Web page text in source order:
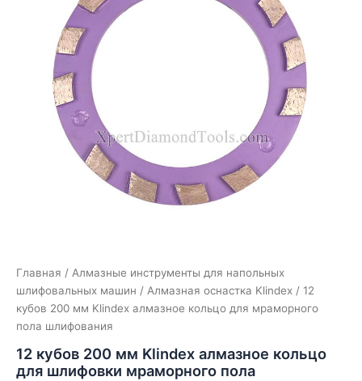
Главная / Алмазные инструменты для напольных
шлифовальных машин / Алмазная оснастка Klindex / 12
кубов 200 мм Klindex алмазное кольцо для мраморного
пола шлифования
12 кубов 200 мм Klindex алмазное кольцо
для шлифовки мраморного пола